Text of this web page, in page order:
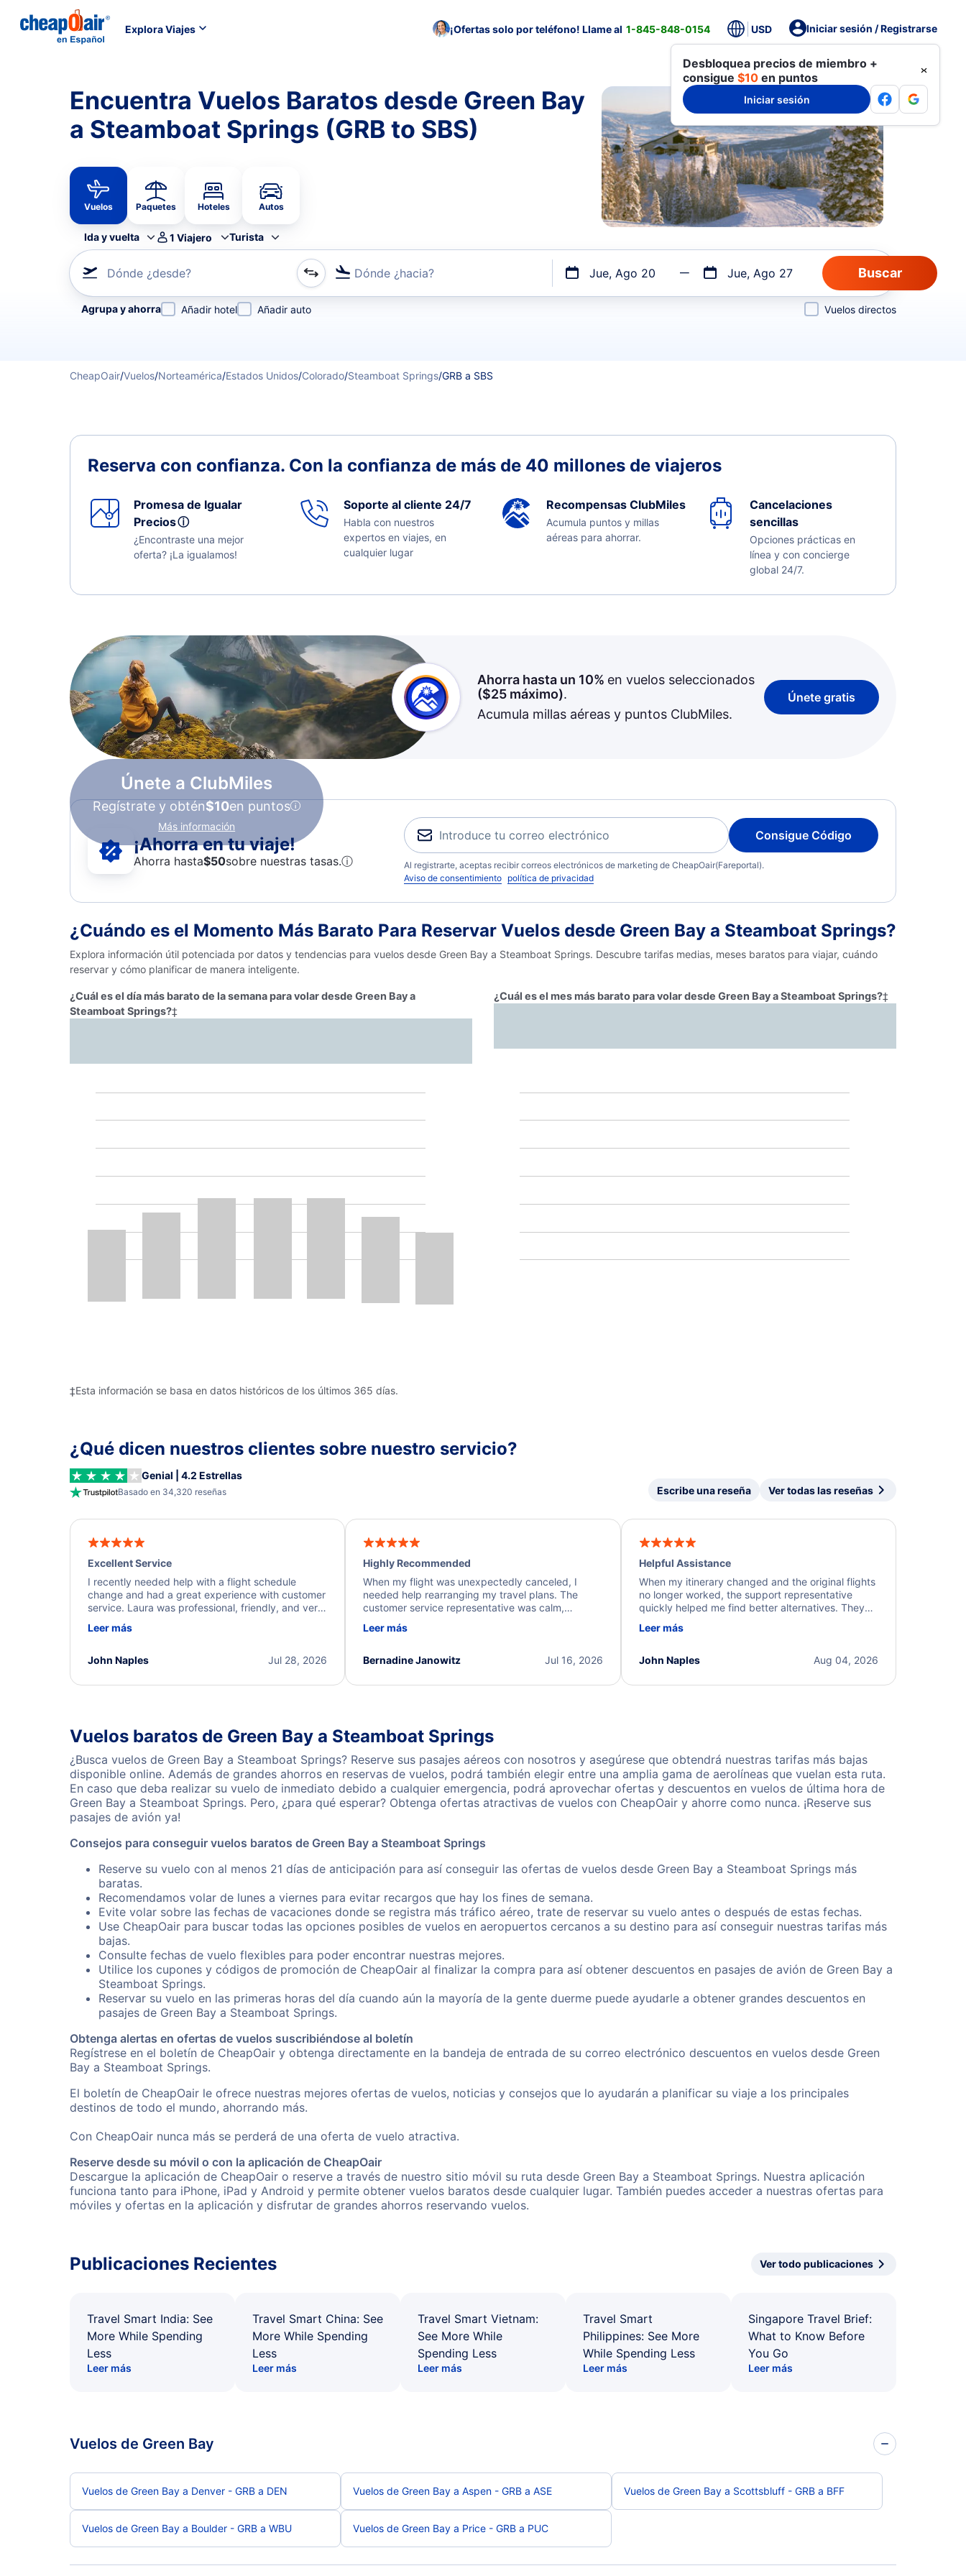
Explora Viajes ¡Ofertas solo por teléfono! Llame al 1-845-848-0154 USD Iniciar sesión / Registrarse
Desbloquea precios de miembro +
consigue $10 en puntos
Iniciar sesión
Encuentra Vuelos Baratos desde Green Bay
a Steamboat Springs (GRB to SBS)
Vuelos Paquetes Hoteles Autos
Ida y vuelta 1 Viajero Turista
Dónde ¿desde? Dónde ¿hacia? Jue, Ago 20 Jue, Ago 27
Refina tu búsqueda por aerolínea, por ciudad o aeropuerto o por vuelos directos
Agrupa y ahorra Añadir hotel Añadir auto Vuelos directos
CheapOair/Vuelos/Norteamérica/Estados Unidos/Colorado/Steamboat Springs/GRB a SBS
Reserva con confianza. Con la confianza de más de 40 millones de viajeros
Promesa de Igualar
Preciosⓘ
¿Encontraste una mejor
oferta? ¡La igualamos!
Soporte al cliente 24/7
Habla con nuestros
expertos en viajes, en
cualquier lugar
Recompensas ClubMiles
Acumula puntos y millas
aéreas para ahorrar.
Cancelaciones
sencillas
Opciones prácticas en
línea y con concierge
global 24/7.
Únete a ClubMiles
Regístrate y obtén$10en puntos
Más información
Ahorra hasta un 10% en vuelos seleccionados
($25máximo).
Acumula millas aéreas y puntos ClubMiles.
Únete gratis
¡Ahorra en tu viaje!
Ahorra hasta$50sobre nuestras tasas.ⓘ
Consigue Código
Al registrarte, aceptas recibir correos electrónicos de marketing de CheapOair(Fareportal).
Aviso de consentimiento política de privacidad
¿Cuándo es el Momento Más Barato Para Reservar Vuelos desde Green Bay a Steamboat Springs?
Explora información útil potenciada por datos y tendencias para vuelos desde Green Bay a Steamboat Springs. Descubre tarifas medias, meses baratos para viajar, cuándo
reservar y cómo planificar de manera inteligente.
¿Cuál es el día más barato de la semana para volar desde Green Bay a
Steamboat Springs?‡
¿Cuál es el mes más barato para volar desde Green Bay a Steamboat Springs?‡
‡Esta información se basa en datos históricos de los últimos 365 días.
¿Qué dicen nuestros clientes sobre nuestro servicio?
Genial | 4.2 Estrellas
Basado en 34,320 reseñas Escribe una reseña Ver todas las reseñas
Excellent Service
I recently needed help with a flight schedule
change and had a great experience with customer
service. Laura was professional, friendly, and very
a solution and kept me informed of the next steps.
Leer más
Jul 28, 2026
John Naples
Highly Recommended
When my flight was unexpectedly canceled, I
needed help rearranging my travel plans. The
customer service representative was calm,
process. They quickly found alternative flight
I truly appreciate the excellent support and
Leer más
Jul 16, 2026
Bernadine Janowitz
Helpful Assistance
When my itinerary changed and the original flights
no longer worked, the support representative
quickly helped me find better alternatives. They
beyond to resolve the issue. I'm grateful for the
Leer más
Aug 04, 2026
John Naples
Vuelos baratos de Green Bay a Steamboat Springs
¿Busca vuelos de Green Bay a Steamboat Springs? Reserve sus pasajes aéreos con nosotros y asegúrese que obtendrá nuestras tarifas más bajas
disponible online. Además de grandes ahorros en reservas de vuelos, podrá también elegir entre una amplia gama de aerolíneas que vuelan esta ruta.
En caso que deba realizar su vuelo de inmediato debido a cualquier emergencia, podrá aprovechar ofertas y descuentos en vuelos de última hora de
Green Bay a Steamboat Springs. Pero, ¿para qué esperar? Obtenga ofertas atractivas de vuelos con CheapOair y ahorre como nunca. ¡Reserve sus
pasajes de avión ya!
Consejos para conseguir vuelos baratos de Green Bay a Steamboat Springs
Reserve su vuelo con al menos 21 días de anticipación para así conseguir las ofertas de vuelos desde Green Bay a Steamboat Springs más
baratas.
Recomendamos volar de lunes a viernes para evitar recargos que hay los fines de semana.
Evite volar sobre las fechas de vacaciones donde se registra más tráfico aéreo, trate de reservar su vuelo antes o después de estas fechas.
Use CheapOair para buscar todas las opciones posibles de vuelos en aeropuertos cercanos a su destino para así conseguir nuestras tarifas más
bajas.
Consulte fechas de vuelo flexibles para poder encontrar nuestras mejores.
Utilice los cupones y códigos de promoción de CheapOair al finalizar la compra para así obtener descuentos en pasajes de avión de Green Bay a
Steamboat Springs.
Reservar su vuelo en las primeras horas del día cuando aún la mayoría de la gente duerme puede ayudarle a obtener grandes descuentos en
pasajes de Green Bay a Steamboat Springs.
Obtenga alertas en ofertas de vuelos suscribiéndose al boletín
Regístrese en el boletín de CheapOair y obtenga directamente en la bandeja de entrada de su correo electrónico descuentos en vuelos desde Green
Bay a Steamboat Springs.
El boletín de CheapOair le ofrece nuestras mejores ofertas de vuelos, noticias y consejos que lo ayudarán a planificar su viaje a los principales
destinos de todo el mundo, ahorrando más.
Con CheapOair nunca más se perderá de una oferta de vuelo atractiva.
Reserve desde su móvil o con la aplicación de CheapOair
Descargue la aplicación de CheapOair o reserve a través de nuestro sitio móvil su ruta desde Green Bay a Steamboat Springs. Nuestra aplicación
funciona tanto para iPhone, iPad y Android y permite obtener vuelos baratos desde cualquier lugar. También puedes acceder a nuestras ofertas para
móviles y ofertas en la aplicación y disfrutar de grandes ahorros reservando vuelos.
Publicaciones Recientes Ver todo publicaciones
Travel Smart India: See
More While Spending
Less
Leer más
Travel Smart China: See
More While Spending
Less
Leer más
Travel Smart Vietnam:
See More While
Spending Less
Leer más
Travel Smart
Philippines: See More
While Spending Less
Leer más
Singapore Travel Brief:
What to Know Before
You Go
Leer más
Vuelos de Green Bay
Vuelos de Green Bay a Denver - GRB a DEN Vuelos de Green Bay a Aspen - GRB a ASE Vuelos de Green Bay a Scottsbluff - GRB a BFF
Vuelos de Green Bay a Boulder - GRB a WBU Vuelos de Green Bay a Price - GRB a PUC